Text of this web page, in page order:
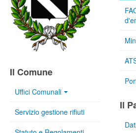
Il Comune
Uffici Comunali
Servizio gestione rifiuti
Il